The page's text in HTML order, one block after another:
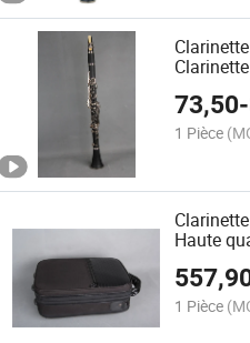
73,50-
1 Pièce
Haute
1 Pièce